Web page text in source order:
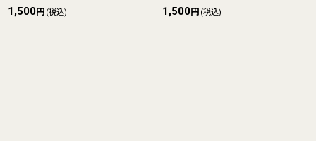
1,500円 (税込) 1,500円 (税込)